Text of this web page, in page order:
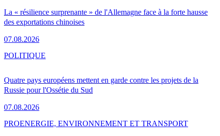
La « résilience surprenante » de l'Allemagne face à la forte hausse
des exportations chinoises
07.08.2026
Quatre pays européens mettent en garde contre les projets de la
Russie pour l'Ossétie du Sud
07.08.2026
POLITIQUE
PROENERGIE, ENVIRONNEMENT ET TRANSPORT